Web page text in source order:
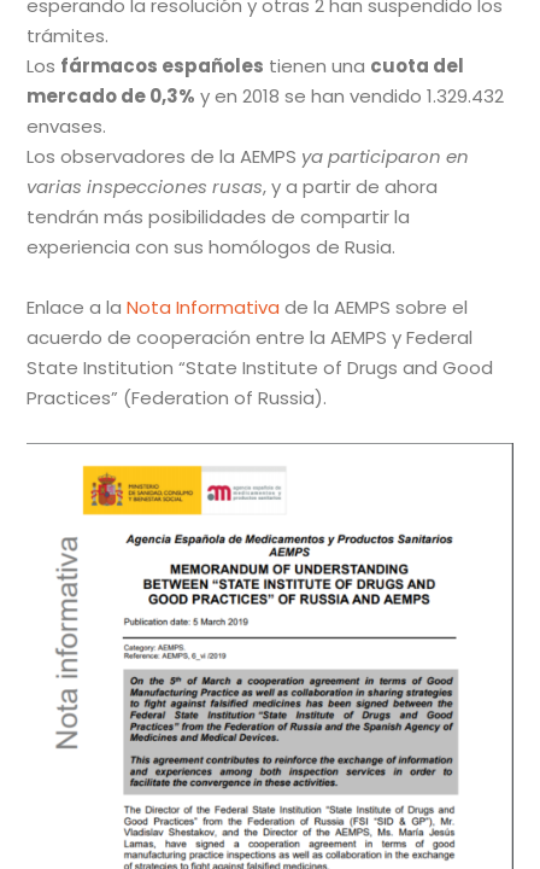
esperando la resolución y otras 2 han suspendido los
trámites.
Los fármacos españoles tienen una cuota del
mercado de 0,3% y en 2018 se han vendido 1.329.432
envases.
Los observadores de la AEMPS ya participaron en
varias inspecciones rusas, y a partir de ahora
tendrán más posibilidades de compartir la
experiencia con sus homólogos de Rusia.
Enlace a laNota Informativa de la AEMPS sobre el
acuerdo de cooperación entre la AEMPS y Federal
State Institution “State Institute of Drugs and Good
Practices” (Federation of Russia).